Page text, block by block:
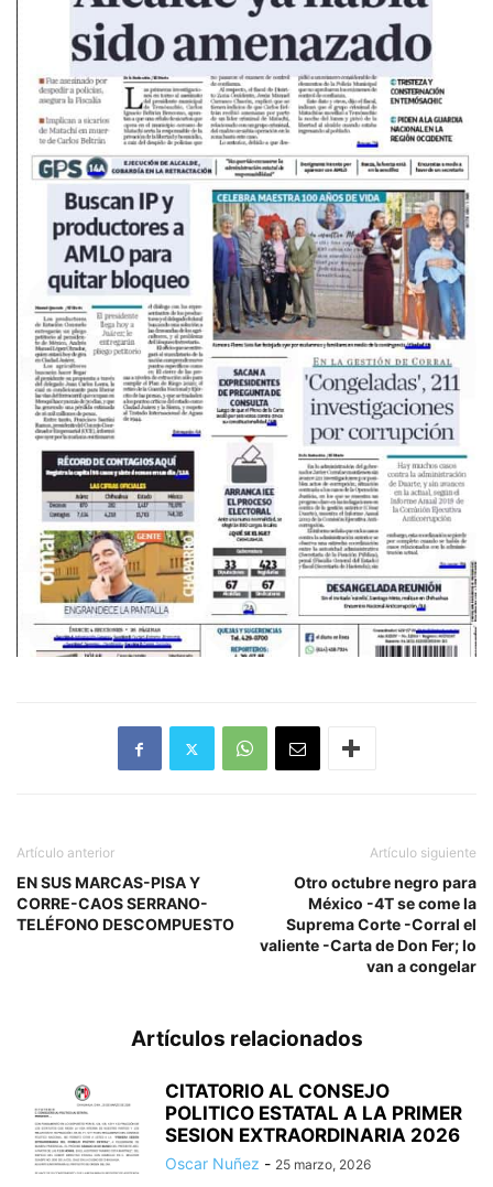
Artículo anterior
EN SUS MARCAS-PISA Y
CORRE-CAOS SERRANO-
TELÉFONO DESCOMPUESTO
Artículo siguiente
Otro octubre negro para
México -4T se come la
Suprema Corte -Corral el
valiente -Carta de Don Fer; lo
van a congelar
Artículos relacionados
CITATORIO AL CONSEJO
POLITICO ESTATAL A LA PRIMER
SESION EXTRAORDINARIA 2026
Oscar Nuñez - 25 marzo, 2026